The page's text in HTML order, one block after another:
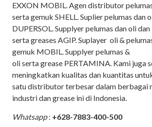
EXXON MOBIL. Agen distributor
serta gemuk SHELL. Suplier pelumas dan
DUPERSOL. Supplyer pelumas dan oli dan
serta greases AGIP. Suplayer oli &
gemuk MOBIL. Supplyer pelumas &
oli serta grease PERTAMINA. Kami juga
meningkatkan kualitas dan kuantitas
satu distributor terbesar dalam berbagai
industri dan grease ini di Indonesia.
Whatsapp: +628-7883-400-500